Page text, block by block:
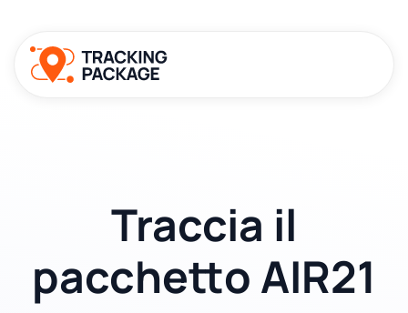
Traccia il
pacchetto AIR21